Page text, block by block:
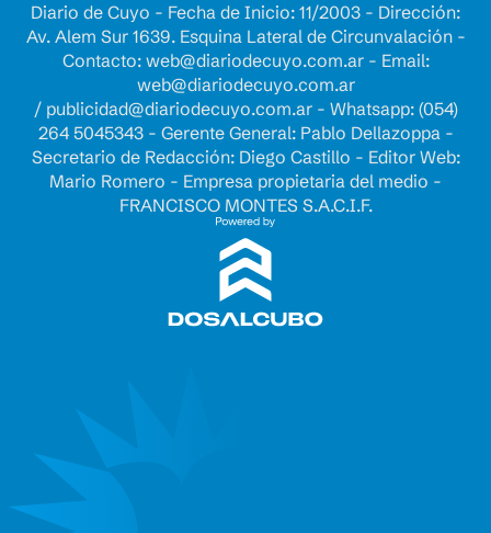
Diario de Cuyo - Fecha de Inicio: 11/2003 - Dirección:
Av. Alem Sur 1639. Esquina Lateral de Circunvalación -
Contacto: web@diariodecuyo.com.ar- Email:
web@diariodecuyo.com.ar
/ publicidad@diariodecuyo.com.ar- Whatsapp: (054)
264 5045343 - Gerente General: Pablo Dellazoppa -
Secretario de Redacción: Diego Castillo - Editor Web:
Mario Romero - Empresa propietaria del medio -
FRANCISCO MONTES S.A.C.I.F.